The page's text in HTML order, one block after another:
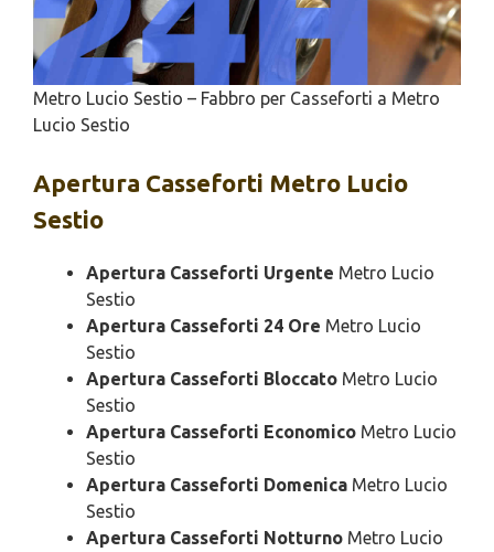
Metro Lucio Sestio – Fabbro per Casseforti a Metro
Lucio Sestio
Apertura Casseforti Metro Lucio
Sestio
Apertura Casseforti Urgente Metro Lucio
Sestio
Apertura Casseforti 24 Ore Metro Lucio
Sestio
Apertura Casseforti Bloccato Metro Lucio
Sestio
Apertura Casseforti Economico Metro Lucio
Sestio
Apertura Casseforti Domenica Metro Lucio
Sestio
Apertura Casseforti Notturno Metro Lucio